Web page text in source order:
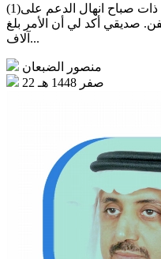
(1)أجهل دهاليز التيكتوك وبثوثه، بيد أن ذات صباح انهال الدعم على
صديقي أكد لي أن الأمر بلغ
آلاف...
منصور الضبعان
22 صفر 1448 هـ